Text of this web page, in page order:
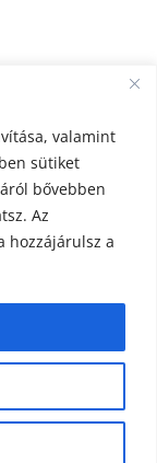
valamint
sütiket
bővebben
Az
hozzájárulsz a
|HEALTH